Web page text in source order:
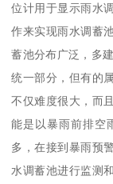
位计用于显示雨水
作来实现雨水调蓄
蓄池分布广泛，多
统一部分，但有的
不仅难度很大，而
能是以暴雨前排空
多，在接到暴雨预
水调蓄池进行监测